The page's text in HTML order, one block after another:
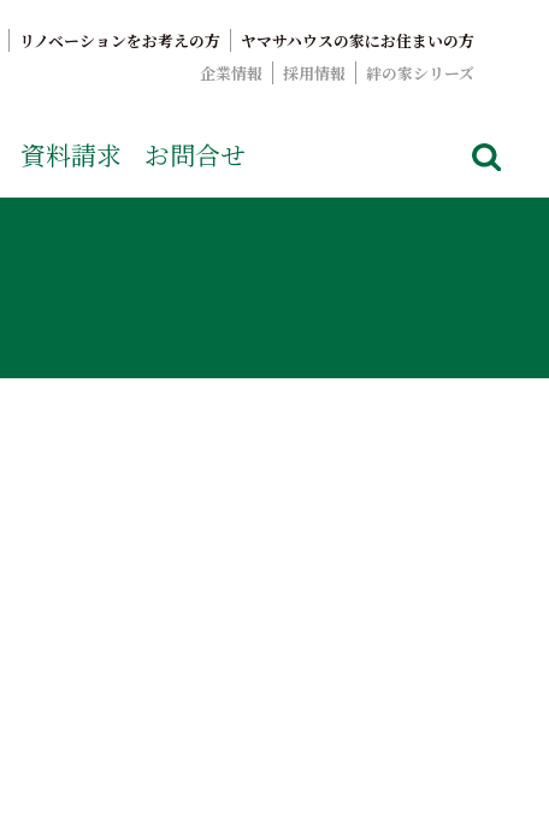
リノベーションをお考えの方
ヤマサハウスの家にお住まいの方
企業情報
採用情報 絆の家シリーズ
資料請求 お問合せ